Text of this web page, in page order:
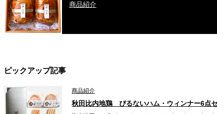
商品紹介
ピックアップ記事
商品紹介
秋田比内地鶏 ぴるないハム・ウィンナー6点